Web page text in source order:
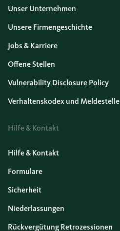
Unser Unternehmen
Unsere Firmengeschichte
Jobs & Karriere
Offene Stellen
Vulnerability Disclosure Policy
Verhaltenskodex und Meldestelle
Hilfe & Kontakt
Hilfe & Kontakt
Formulare
Sicherheit
Niederlassungen
Rückvergütung Retrozessionen